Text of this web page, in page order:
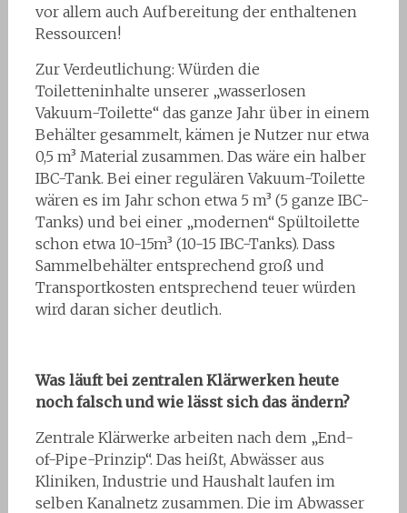
vor allem auch Aufbereitung der enthaltenen
Ressourcen!
Zur Verdeutlichung: Würden die
Toiletteninhalte unserer „wasserlosen
Vakuum-Toilette“ das ganze Jahr über in einem
Behälter gesammelt, kämen je Nutzer nur etwa
0,5 m³ Material zusammen. Das wäre ein halber
IBC-Tank. Bei einer regulären Vakuum-Toilette
wären es im Jahr schon etwa 5 m³ (5 ganze IBC-
Tanks) und bei einer „modernen“ Spültoilette
schon etwa 10-15m³ (10-15 IBC-Tanks). Dass
Sammelbehälter entsprechend groß und
Transportkosten entsprechend teuer würden
wird daran sicher deutlich.
Was läuft bei zentralen Klärwerken heute
noch falsch und wie lässt sich das ändern?
Zentrale Klärwerke arbeiten nach dem „End-
of-Pipe-Prinzip“. Das heißt, Abwässer aus
Kliniken, Industrie und Haushalt laufen im
selben Kanalnetz zusammen. Die im Abwasser